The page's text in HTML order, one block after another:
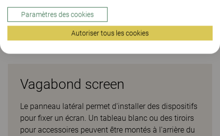
Téléchargements (5)
Vagabond screen
Le panneau latéral permet d'installer des dispositifs
pour fixer un écran. Un tableau blanc ou des tiroirs
pour accessoires peuvent être montés à l'arrière du
Paramètres des cookies
Autoriser tous les cookies